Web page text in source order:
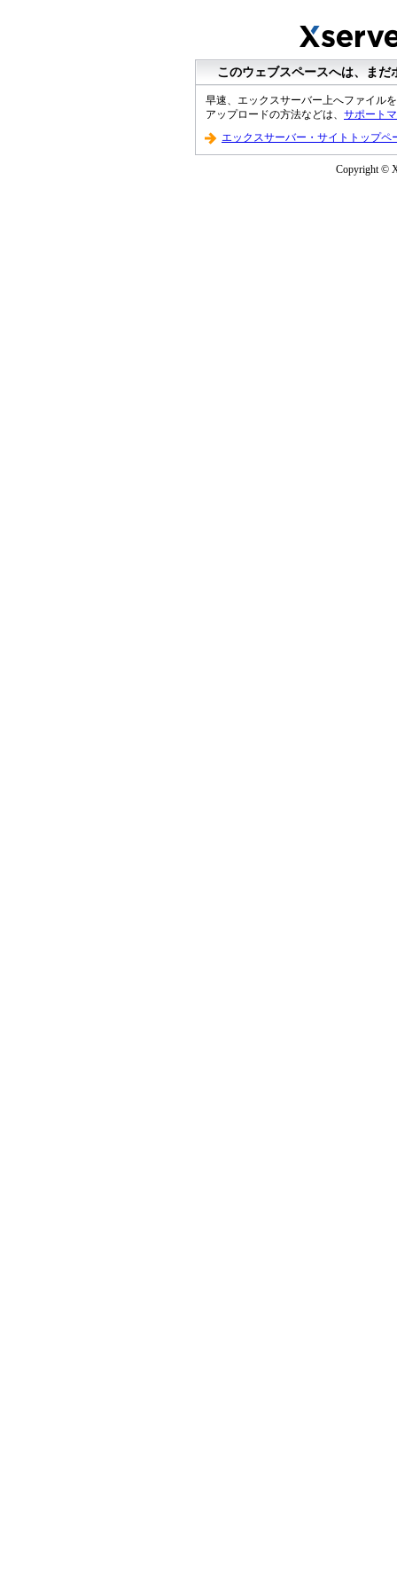
このウェブスペースへは、ま
早速、エックスサーバー上へファイル
アップロードの方法などは、 サポート
エックスサーバー・サイトトップペ
Copyright ©